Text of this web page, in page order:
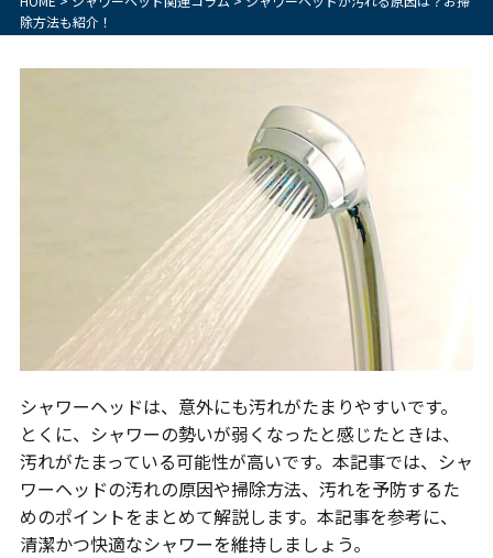
除方法も紹介！
シャワーヘッドは、意外にも汚れがたまりやすいです。
とくに、シャワーの勢いが弱くなったと感じたときは、
汚れがたまっている可能性が高いです。本記事では、シャ
ワーヘッドの汚れの原因や掃除方法、汚れを予防するた
めのポイントをまとめて解説します。本記事を参考に、
清潔かつ快適なシャワーを維持しましょう。